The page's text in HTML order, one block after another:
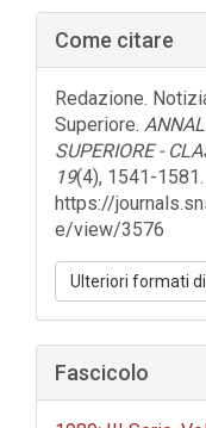
Barra
laterale
dell'articolo
Come citare
Redazione.
Superiore.
SUPERIORE -
19(4), 1541-
https://
e/view/3576
Ulteriori formati
Fascicolo